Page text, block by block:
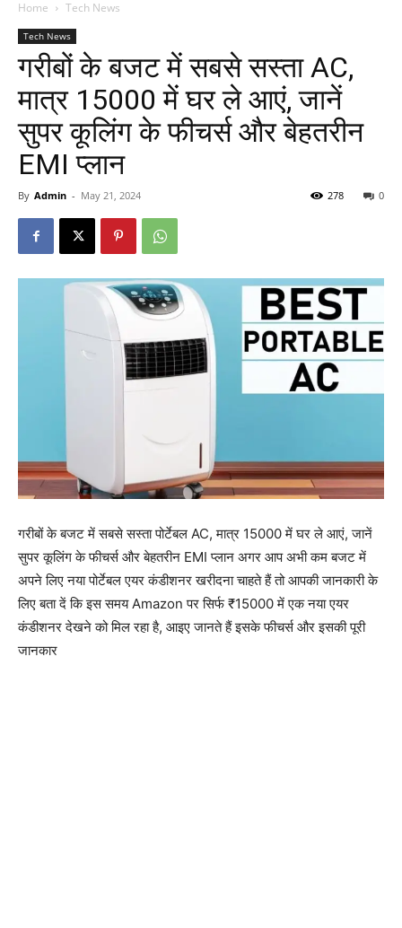
Home Tech News
Tech News
गरीबों के बजट में सबसे सस्ता AC,
मात्र 15000 में घर ले आएं, जानें
सुपर कूलिंग के फीचर्स और बेहतरीन
EMI प्लान
By Admin - May 21, 2024 0
278
गरीबों के बजट में सबसे सस्ता पोर्टेबल AC, मात्र 15000 में घर ले आएं, जानें
सुपर कूलिंग के फीचर्स और बेहतरीन EMI प्लान अगर आप अभी कम बजट में
अपने लिए नया पोर्टेबल एयर कंडीशनर खरीदना चाहते हैं तो आपकी जानकारी के
लिए बता दें कि इस समय Amazon पर सिर्फ ₹15000 में एक नया एयर
कंडीशनर देखने को मिल रहा है, आइए जानते हैं इसके फीचर्स और इसकी पूरी
जानकार